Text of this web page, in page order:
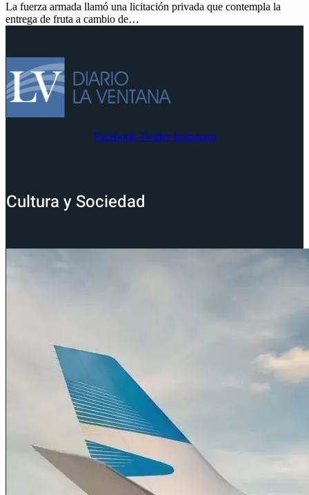
La fuerza armada llamó una licitación privada que contempla la
entrega de fruta a cambio de…
Facebook Twitter Instagram
Cultura y Sociedad